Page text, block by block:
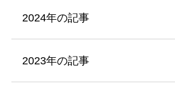
2024年の記事
2023年の記事